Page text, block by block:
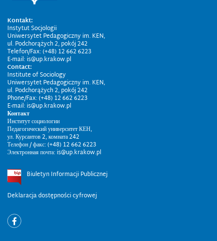
Kontakt:
Instytut Socjologii
Uniwersytet Pedagogiczny im. KEN,
ul. Podchorążych 2, pokój 242
Telefon/Fax: (+48) 12 662 6223
E-mail: is@up.krakow.pl
Contact:
Institute of Sociology
Uniwersytet Pedagogiczny im. KEN,
ul. Podchorążych 2, pokój 242
Phone/Fax: (+48) 12 662 6223
E-mail: is@up.krakow.pl
Контакт
Институт социологии
Педагогический университет КЕН,
ул. Курсантов 2, комната 242
Телефон / факс: (+48) 12 662 6223
Электронная почта: is@up.krakow.pl
Biuletyn Informacji Publicznej
Deklaracja dostępności cyfrowej